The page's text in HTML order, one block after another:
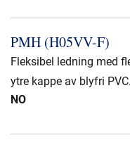
PMH (H05VV-​F)
Fleksibel ledning med
ytre kappe av blyfri PVC.
NO